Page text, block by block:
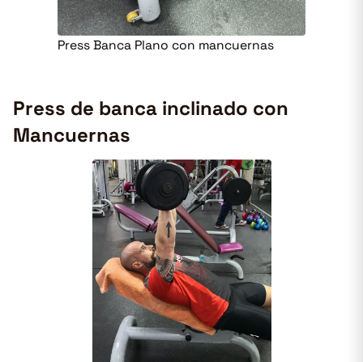
Press Banca Plano con mancuernas
Press de banca inclinado con
Mancuernas